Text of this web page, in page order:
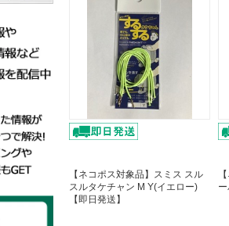
【ネコポス対象品】スミス スル
スルタケチャン M Y(イエロー)
【即日発送】